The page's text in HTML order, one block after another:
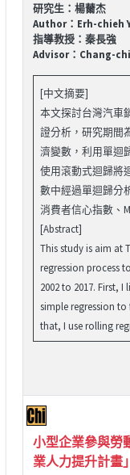
研究生：楊薾杰
Author：Erh-chieh
指導教授：秦長強
Advisor：Chang-
[中文摘要]
本文探討台灣汽車
證分析，研究期間
濟變數，利用單迴
使用滾動式迴歸將
數中經過單迴歸分
消費者信心指數、
[Abstract]
This study is aim at
regression process
2002 to 2017. First,
simple regression
that, I use rolling
小型企業參與勞
業人力提升計畫